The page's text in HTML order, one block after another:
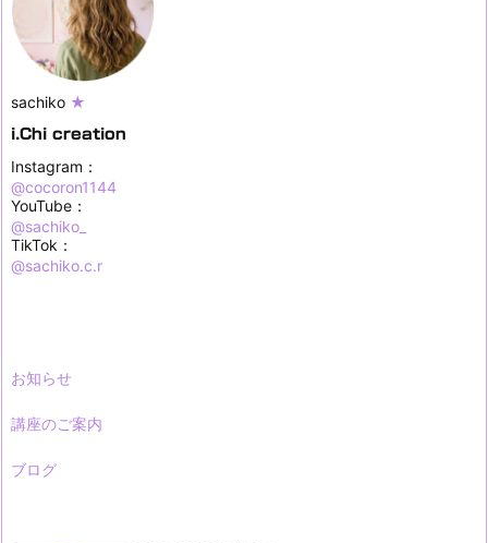
sachiko ★
i.Chi creation
Instagram：
@cocoron1144
YouTube：
@sachiko_
TikTok：
@sachiko.c.r
お知らせ
講座のご案内
ブログ